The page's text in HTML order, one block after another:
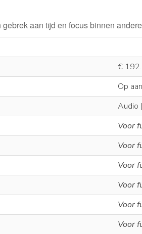
aan tijd en focus binnen
€
Op
Audio
Voor
Voor
Voor
Voor
Voor
Voor